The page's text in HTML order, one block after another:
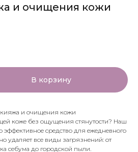
и очищения кожи
В корзину
и очищения кожи
коже без ощущения стянутости? Наш
эффективное средство для ежедневного
удаляет все виды загрязнений: от
себума до городской пыли.